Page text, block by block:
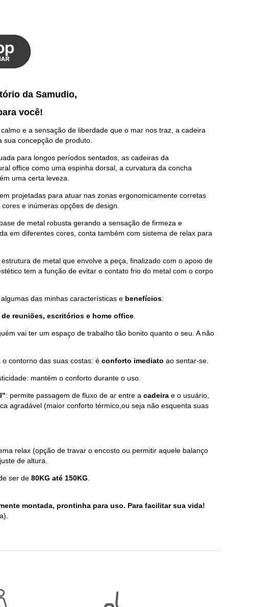
da Samudio,
ara você!
e a sensação de liberdade que o mar nos traz, a cadeira
sua concepção de produto.
para longos períodos sentados, as cadeiras da
office como uma espinha dorsal, a curvatura da concha
uma certa leveza.
projetadas para atuar nas zonas ergonomicamente corretas
e inúmeras opções de design.
de metal robusta gerando a sensação de firmeza e
em diferentes cores, conta também com sistema de relax para
de metal que envolve a peça, finalizado com o apoio de
tem a função de evitar o contato frio do metal com o corpo
algumas das minhas características e benefícios:
de reuniões, escritórios e home office
vai ter um espaço de trabalho tão bonito quanto o seu. A não
contorno das suas costas: é conforto imediato ao sentar-se.
mantém o conforto durante o uso.
: permite passagem de fluxo de ar entre a cadeira e o usuário,
agradável (maior conforto térmico,ou seja não esquenta suas
relax (opção de travar o encosto ou permitir aquele balanço
de altura.
ser de 80KG até 150KG
montada, prontinha para uso. Para facilitar sua vida!